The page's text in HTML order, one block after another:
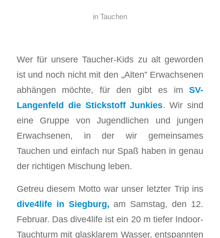
in Tauchen
Wer für unsere Taucher-Kids zu alt geworden
ist und noch nicht mit den „Alten” Erwachsenen
abhängen möchte, für den gibt es imSV-
Langenfeld die Stickstoff Junkies. Wir sind
eine Gruppe von Jugendlichen und jungen
Erwachsenen, in der wir gemeinsames
Tauchen und einfach nur Spaß haben in genau
der richtigen Mischung leben.
Getreu diesem Motto war unser letzter Trip ins
dive4life in Siegburg, am Samstag, den 12.
Februar. Das dive4life ist ein 20 m tiefer Indoor-
Tauchturm mit glasklarem Wasser, entspannten